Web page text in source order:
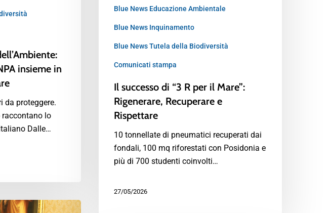
insieme in
da proteggere.
raccontano lo
Dalle…
Blue News Educazione Ambientale
Blue News Inquinamento
Blue News Tutela della Biodiversità
Comunicati stampa
Il successo di “3 R per il Mare”:
Rigenerare, Recuperare e
Rispettare
10 tonnellate di pneumatici recuperati dai
fondali, 100 mq riforestati con Posidonia e
più di 700 studenti coinvolti…
27/05/2026